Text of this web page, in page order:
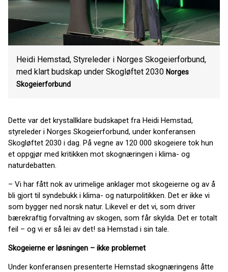
Heidi Hemstad, Styreleder i Norges Skogeierforbund,
med klart budskap under Skogløftet 2030 Norges
Skogeierforbund
Dette var det krystallklare budskapet fra Heidi Hemstad,
styreleder i Norges Skogeierforbund, under konferansen
Skogløftet 2030 i dag. På vegne av 120 000 skogeiere tok hun
et oppgjør med kritikken mot skognæringen i klima- og
naturdebatten.
– Vi har fått nok av urimelige anklager mot skogeierne og av å
bli gjort til syndebukk i klima- og naturpolitikken. Det er ikke vi
som bygger ned norsk natur. Likevel er det vi, som driver
bærekraftig forvaltning av skogen, som får skylda. Det er totalt
feil – og vi er så lei av det! sa Hemstad i sin tale.
Skogeierne er løsningen – ikke problemet
Under konferansen presenterte Hemstad skognæringens åtte